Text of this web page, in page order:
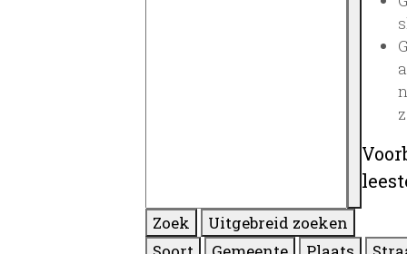
Zoek
Uitgebreid zoeken